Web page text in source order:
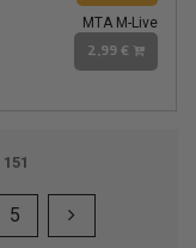
MTA M-Live
2,99 €
151
5